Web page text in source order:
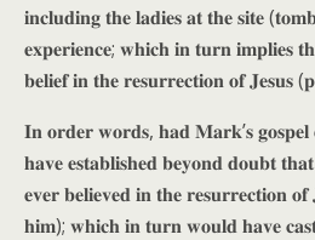
𝐢𝐧𝐜𝐥𝐮𝐝𝐢𝐧𝐠 𝐭𝐡𝐞 𝐥𝐚𝐝𝐢𝐞𝐬 𝐚𝐭 𝐭𝐡𝐞 𝐬𝐢𝐭𝐞
𝐞𝐱𝐩𝐞𝐫𝐢𝐞𝐧𝐜𝐞; 𝐰𝐡𝐢𝐜𝐡 𝐢𝐧 𝐭𝐮𝐫𝐧 𝐢𝐦𝐩𝐥𝐢𝐞𝐬
𝐛𝐞𝐥𝐢𝐞𝐟 𝐢𝐧 𝐭𝐡𝐞 𝐫𝐞𝐬𝐮𝐫𝐫𝐞𝐜𝐭𝐢𝐨𝐧 𝐨𝐟
𝐈𝐧 𝐨𝐫𝐝𝐞𝐫 𝐰𝐨𝐫𝐝𝐬, 𝐡𝐚𝐝 𝐌𝐚𝐫𝐤’𝐬 𝐠𝐨𝐬𝐩𝐞𝐥
𝐡𝐚𝐯𝐞 𝐞𝐬𝐭𝐚𝐛𝐥𝐢𝐬𝐡𝐞𝐝 𝐛𝐞𝐲𝐨𝐧𝐝 𝐝𝐨𝐮𝐛𝐭 𝐭𝐡𝐚𝐭
𝐞𝐯𝐞𝐫 𝐛𝐞𝐥𝐢𝐞𝐯𝐞𝐝 𝐢𝐧 𝐭𝐡𝐞 𝐫𝐞𝐬𝐮𝐫𝐫𝐞𝐜𝐭𝐢𝐨𝐧
𝐡𝐢𝐦); 𝐰𝐡𝐢𝐜𝐡 𝐢𝐧 𝐭𝐮𝐫𝐧 𝐰𝐨𝐮𝐥𝐝 𝐡𝐚𝐯𝐞